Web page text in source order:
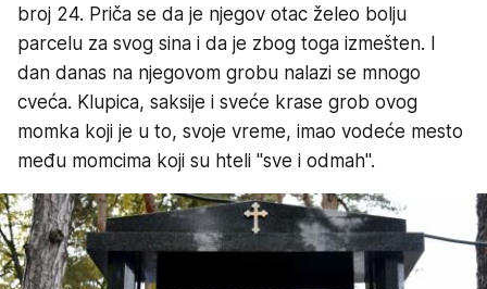
broj 24. Priča se da je njegov otac želeo bolju
parcelu za svog sina i da je zbog toga izmešten. I
dan danas na njegovom grobu nalazi se mnogo
cveća. Klupica, saksije i sveće krase grob ovog
momka koji je u to, svoje vreme, imao vodeće mesto
među momcima koji su hteli "sve i odmah".